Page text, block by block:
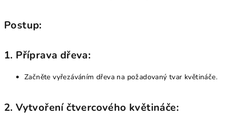
Postup:
1. Příprava dřeva:
Začněte vyřezáváním dřeva na požadovaný tvar květináče.
2.Vytvoření čtvercového květináče: